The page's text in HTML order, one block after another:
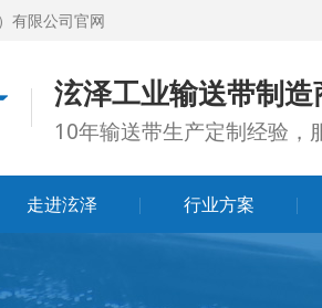
有限公司官网
泫泽工业输送带制造
10年输送带生产定制经验，
走进泫泽 行业方案